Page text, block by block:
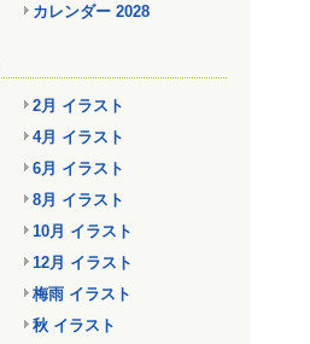
カレンダー 2028
2月 イラスト
4月 イラスト
6月 イラスト
8月 イラスト
10月 イラスト
12月 イラスト
梅雨 イラスト
秋 イラスト